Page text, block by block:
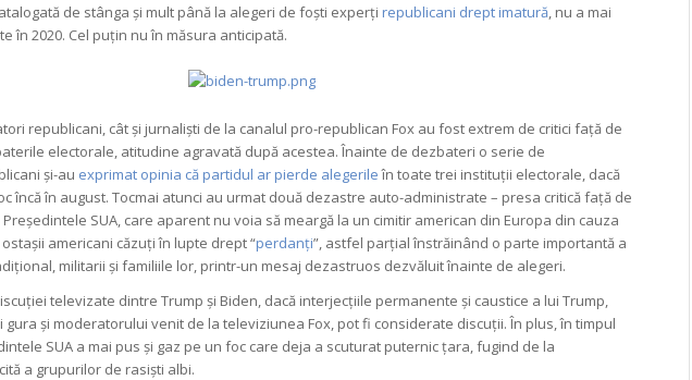
de stânga și mult până la alegeri de foști experți republicani drept imatură, nu a mai
în 2020. Cel puțin nu în măsura anticipată.
republicani, cât și jurnaliști de la canalul pro-republican Fox au fost extrem de critici față de
electorale, atitudine agravată după acestea. Înainte de dezbateri o serie de
și-au exprimat opinia că partidul ar pierde alegerileîn toate trei instituții electorale, dacă
încă în august. Tocmai atunci au urmat două dezastre auto-administrate – presa critică față de
SUA, care aparent nu voia să meargă la un cimitir american din Europa din cauza
americani căzuți în lupte drept “perdanți”, astfel parțial înstrăinând o parte importantă a
militarii și familiile lor, printr-un mesaj dezastruos dezvăluit înainte de alegeri.
televizate dintre Trump și Biden, dacă interjecțiile permanente și caustice a lui Trump,
gura și moderatorului venit de la televiziunea Fox, pot fi considerate discuții. În plus, în timpul
SUA a mai pus și gaz pe un foc care deja a scuturat puternic țara, fugind de la
a grupurilor de rasiști albi.